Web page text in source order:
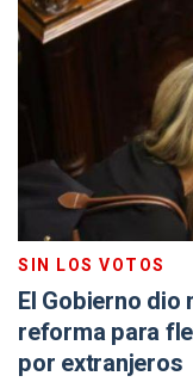
SIN LOS VOTOS
El Gobierno dio
reforma para
por extranjeros